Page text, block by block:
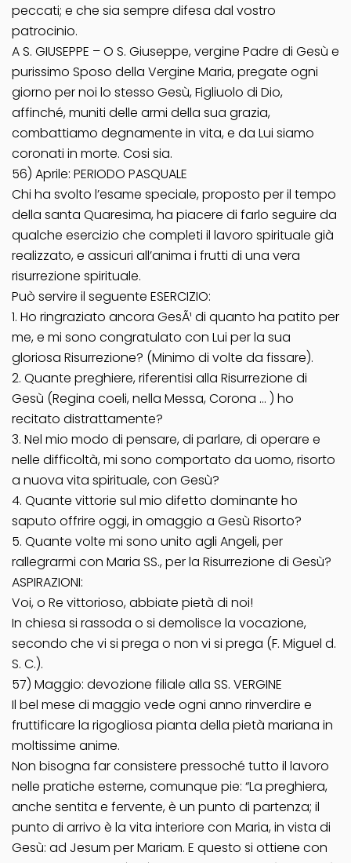
peccati; e che sia sempre difesa dal vostro
patrocinio.
A S. GIUSEPPE – O S. Giuseppe, vergine Padre di Gesù e
purissimo Sposo della Vergine Maria, pregate ogni
giorno per noi lo stesso Gesù, Figliuolo di Dio,
affinché, muniti delle armi della sua grazia,
combattiamo degnamente in vita, e da Lui siamo
coronati in morte. Cosi sia.
56) Aprile: PERIODO PASQUALE
Chi ha svolto l’esame speciale, proposto per il tempo
della santa Quaresima, ha piacere di farlo seguire da
qualche esercizio che completi il lavoro spirituale già
realizzato, e assicuri all’anima i frutti di una vera
risurrezione spirituale.
Può servire il seguente ESERCIZIO:
1. Ho ringraziato ancora GesÃ¹ di quanto ha patito per
me, e mi sono congratulato con Lui per la sua
gloriosa Risurrezione? (Minimo di volte da fissare).
2. Quante preghiere, riferentisi alla Risurrezione di
Gesù (Regina coeli, nella Messa, Corona … ) ho
recitato distrattamente?
3. Nel mio modo di pensare, di parlare, di operare e
nelle difficoltà, mi sono comportato da uomo, risorto
a nuova vita spirituale, con Gesù?
4. Quante vittorie sul mio difetto dominante ho
saputo offrire oggi, in omaggio a Gesù Risorto?
5. Quante volte mi sono unito agli Angeli, per
rallegrarmi con Maria SS., per la Risurrezione di Gesù?
ASPIRAZIONI:
Voi, o Re vittorioso, abbiate pietà di noi!
In chiesa si rassoda o si demolisce la vocazione,
secondo che vi si prega o non vi si prega (F. Miguel d.
S. C.).
57) Maggio: devozione filiale alla SS. VERGINE
Il bel mese di maggio vede ogni anno rinverdire e
fruttificare la rigogliosa pianta della pietà mariana in
moltissime anime.
Non bisogna far consistere pressoché tutto il lavoro
nelle pratiche esterne, comunque pie: “La preghiera,
anche sentita e fervente, è un punto di partenza; il
punto di arrivo è la vita interiore con Maria, in vista di
Gesù: ad Jesum per Mariam. E questo si ottiene con